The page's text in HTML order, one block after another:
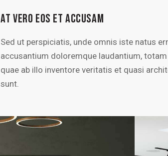
AT VERO EOS ET ACCUSAM
Sed ut perspiciatis, unde omnis iste natus
accusantium doloremque laudantium,
quae ab illo inventore veritatis et quasi
sunt.